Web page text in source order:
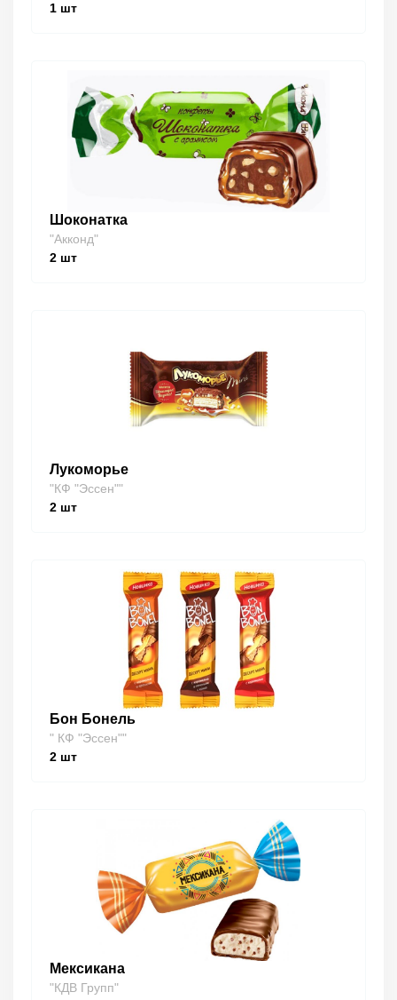
1 шт
Шоконатка
"Акконд"
2 шт
Лукоморье
"КФ "Эссен""
2 шт
Бон Бонель
" КФ "Эссен""
2 шт
Мексикана
"КДВ Групп"